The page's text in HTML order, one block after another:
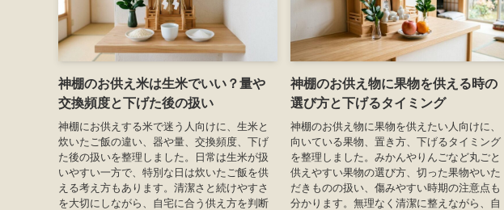
神棚のお供え米は生米でいい？量や
交換頻度と下げた後の扱い
神棚にお供えする米で迷う人向けに、生米と
炊いたご飯の違い、器や量、交換頻度、下げ
た後の扱いを整理しました。日常は生米が扱
いやすい一方で、特別な日は炊いたご飯を供
える考え方もあります。清潔さと続けやすさ
を大切にしながら、自宅に合う供え方を判断
神棚のお供え物に果物を供える時の
選び方と下げるタイミング
神棚のお供え物に果物を供えたい人向けに、
向いている果物、置き方、下げるタイミング
を整理しました。みかんやりんごなど丸ごと
供えやすい果物の選び方、切った果物やいた
だきものの扱い、傷みやすい時期の注意点も
分かります。無理なく清潔に整えながら、自